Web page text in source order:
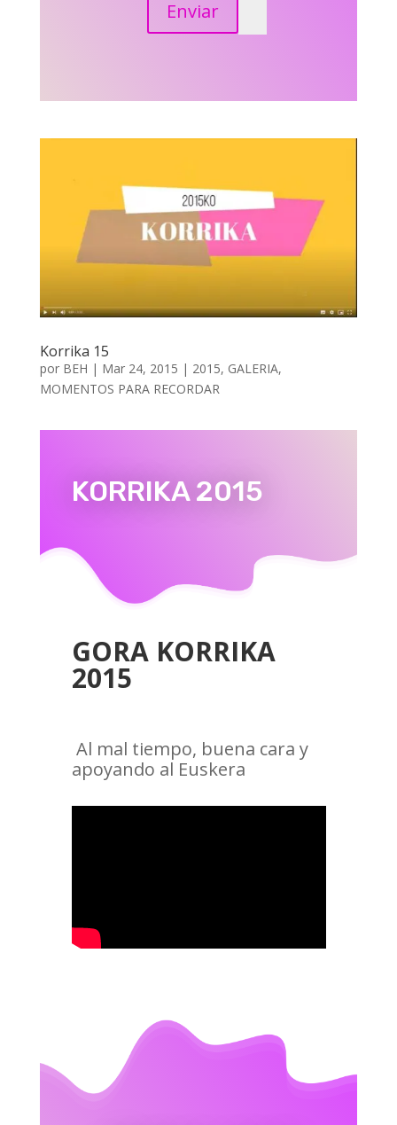
Enviar
Korrika 15
por BEH | Mar 24, 2015 | 2015, GALERIA,
MOMENTOS PARA RECORDAR
KORRIKA 2015
GORA KORRIKA
2015
Al mal tiempo, buena cara y
apoyando al Euskera